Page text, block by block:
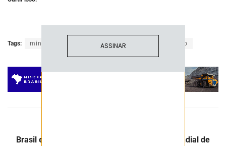
Tags: mineração mineradora minério Samarco
Brasil está a um passo de entrar no mapa mundial de
ASSINAR